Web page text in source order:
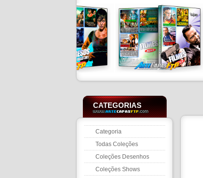
CATEGORIAS
Categoria
Todas Coleções
Coleções Desenhos
Coleções Shows